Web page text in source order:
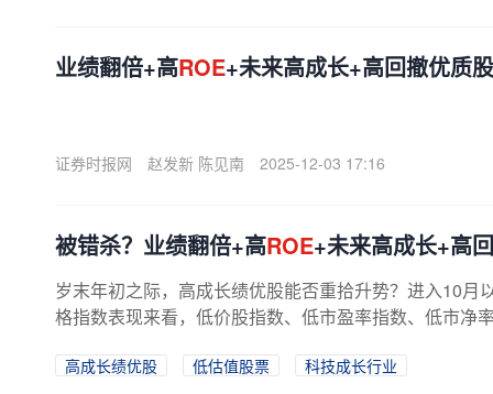
业绩翻倍+高ROE+未来高成长+高回撤优质
证券时报网 赵发新 陈见南 2025-12-03 17:16
被错杀？业绩翻倍+高ROE+未来高成长+高
岁末年初之际，高成长绩优股能否重拾升势？进入10月
格指数表现来看，低价股指数、低市盈率指数、低市净
高成长绩优股 低估值股票
科技成长行业